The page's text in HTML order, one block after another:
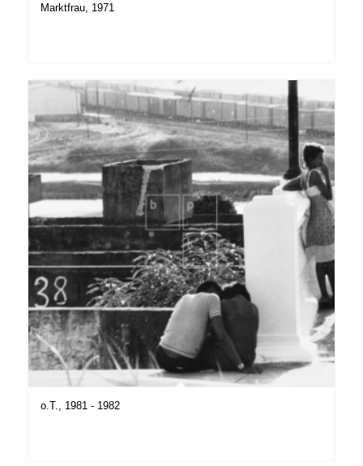
Marktfrau, 1971
o.T., 1981 - 1982